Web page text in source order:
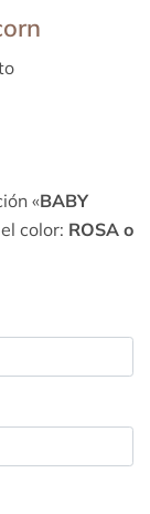
«BABY
color: ROSA o